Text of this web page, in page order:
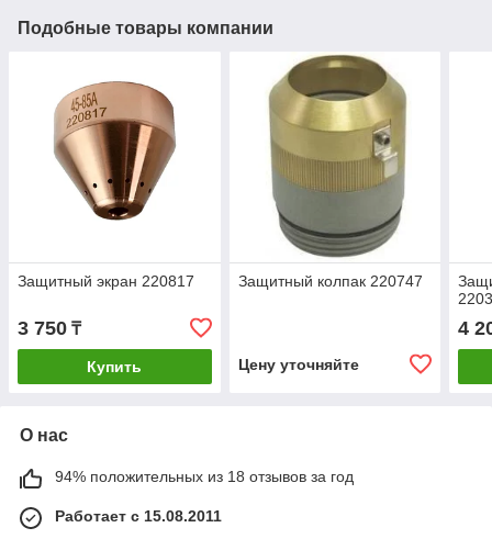
Подобные товары компании
Защитный экран 220817
3 750 ₸
Купить
Защитный колпак 220747
Цену уточняйте
4
О нас
94% положительных из 18 отзывов за год
Работает с 15.08.2011